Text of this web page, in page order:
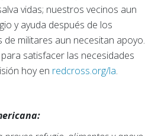
vidas; nuestros vecinos aun
y ayuda después de los
de militares aun necesitan apoyo.
satisfacer las necesidades
hoy en redcross.org/la.